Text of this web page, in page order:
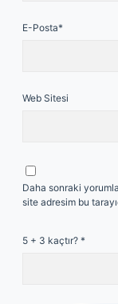
E-Posta*
Web Sitesi
Daha sonraki
site adresim bu
5 + 3 kaçtır? *